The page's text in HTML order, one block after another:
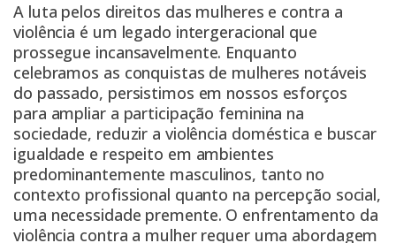
A luta pelos direitos das mulheres e contra a
violência é um legado intergeracional que
prossegue incansavelmente. Enquanto
celebramos as conquistas de mulheres notáveis
do passado, persistimos em nossos esforços
para ampliar a participação feminina na
sociedade, reduzir a violência doméstica e buscar
igualdade e respeito em ambientes
predominantemente masculinos, tanto no
contexto profissional quanto na percepção social,
uma necessidade premente. O enfrentamento da
violência contra a mulher requer uma abordagem